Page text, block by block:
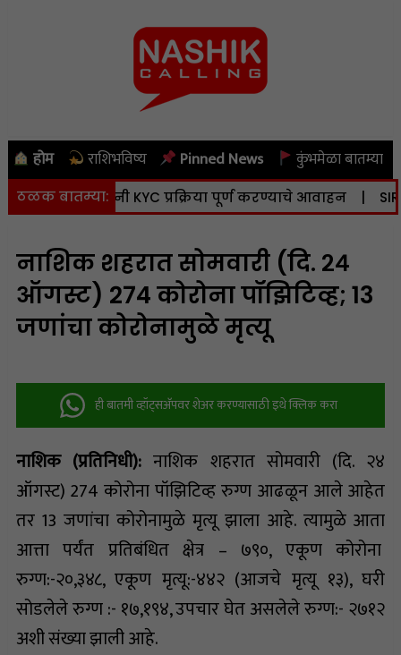
होम राशिभविष्य Pinned News कुंभमेळा बातम्या
ठळक बातम्या:
भूधारकांनी KYC प्रक्रिया पूर्ण करण्याचे आवाहन | SIR:
नाशिक शहरात सोमवारी (दि. २४
ऑगस्ट) 274 कोरोना पॉझिटिव्ह; 13
जणांचा कोरोनामुळे मृत्यू
ही बातमी व्हॉट्सअ‍ॅपवर शेअर करण्यासाठी इथे क्लिक करा
नाशिक (प्रतिनिधी):नाशिक शहरात सोमवारी (दि. २४
ऑगस्ट) 274 कोरोना पॉझिटिव्ह रुग्ण आढळून आले आहेत
तर 13 जणांचा कोरोनामुळे मृत्यू झाला आहे. त्यामुळे आता
आत्ता पर्यंत प्रतिबंधित क्षेत्र – ७९०, एकूण कोरोना
रुग्ण:-२०,३४८, एकूण मृत्यू:-४४२ (आजचे मृत्यू १३), घरी
सोडलेले रुग्ण :- १७,१९४, उपचार घेत असलेले रुग्ण:- २७१२
अशी संख्या झाली आहे.